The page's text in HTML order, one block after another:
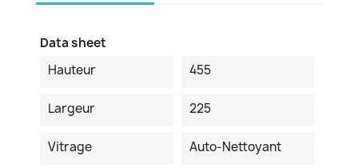
Data sheet
Hauteur
455
Largeur 225
Vitrage Auto-Nettoyant